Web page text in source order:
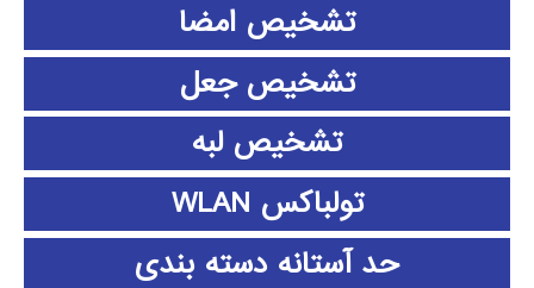
تشخیص امضا
تشخیص جعل
تشخیص لبه
تولباکس WLAN
حد آستانه دسته بندی